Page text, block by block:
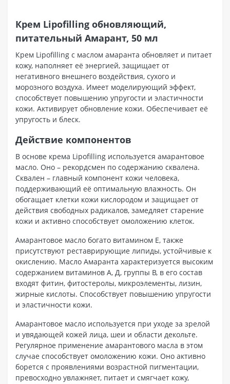
Крем Lipofilling обновляющий,
питательный Амарант, 50 мл
Крем Lipofilling с маслом амаранта обновляет и питает
кожу, наполняет её энергией, защищает от
негативного внешнего воздействия, сухого и
морозного воздуха. Имеет моделирующий эффект,
способствует повышению упругости и эластичности
кожи. Активирует обновление кожи. Обеспечивает её
упругость и блеск.
Действие компонентов
В основе крема Lipofilling используется амарантовое
масло. Оно – рекордсмен по содержанию сквалена.
Сквален – главный компонент кожи человека,
поддерживающий её оптимальную влажность. Он
обогащает клетки кожи кислородом и защищает от
действия свободных радикалов, замедляет старение
кожи и активно способствует омоложению клеток.
Амарантовое масло богато витамином E, также
присутствуют реставрирующие липиды, устойчивые к
окислению. Масло Амаранта характеризуется высоким
содержанием витаминов А, Д, группы В, в его состав
входят фитин, фитостеролы, микроэлементы, лизин,
жирные кислоты. Способствует повышению упругости
и эластичности кожи.
Амарантовое масло используется при уходе за зрелой
и увядающей кожей лица, шеи и области декольте.
Регулярное применение амарантового масла в этом
случае способствует омоложению кожи. Оно активно
борется с проявлениями возрастной пигментации,
превосходно увлажняет, питает и смягчает кожу,